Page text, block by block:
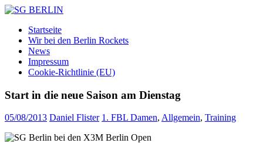
Zum
springen
BERLIN
DAMEN
FLOORBALL
TEAM
Startseite
Wir bei den Berlin Rockets
News
Impressum
Cookie-Richtlinie (EU)
Start in die neue Saison am Dienstag
05/08/2013 Daniel Flister 1. FBL Damen, Allgemein, Training